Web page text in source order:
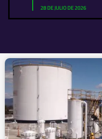
28 DE JULIO DE 2026